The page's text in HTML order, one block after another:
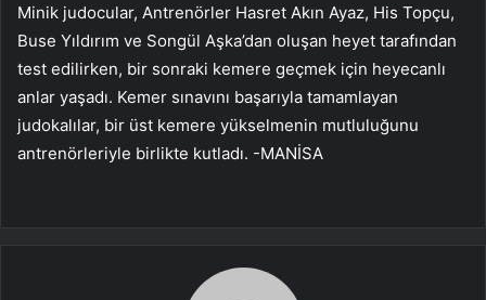
Minik judocular, Antrenörler Hasret Akın Ayaz, His Topçu,
Buse Yıldırım ve Songül Aşka’dan oluşan heyet tarafından
test edilirken, bir sonraki kemere geçmek için heyecanlı
anlar yaşadı. Kemer sınavını başarıyla tamamlayan
judokalılar, bir üst kemere yükselmenin mutluluğunu
antrenörleriyle birlikte kutladı. -MANİSA